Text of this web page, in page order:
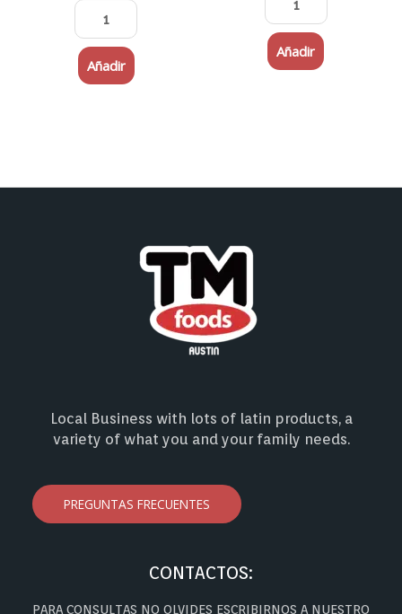
Añadir
Añadir
Local Business with lots of latin products, a
variety of what you and your family needs.
PREGUNTAS FRECUENTES
CONTACTOS:
PARA CONSULTAS NO OLVIDES ESCRIBIRNOS A NUESTRO